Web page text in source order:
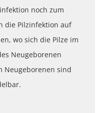
noch zum
die Pilzinfektion auf
wo sich die Pilze im
Neugeborenen
Neugeborenen sind